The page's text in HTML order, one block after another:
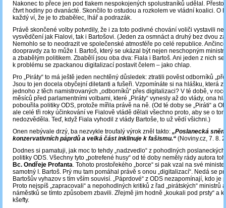
Nakonec to přece jen pod tlakem nespokojených spolustraníků udělal. Přesto
čtvrt hodiny po dvanácté. Skončilo to ostudou a rozkolem ve vládní koalici. O
každý ví, že je to zbabělec, lhář a podrazák.
Právě skončené volby potvrdily, že i za toto podivné chování voliči vystavili
vysvědčení jak Fialovi, tak i Bartošovi. (Jeden za osmnáct a druhý bez dvou
Nemohlo se to neodrazit ve společenské atmosféře po celé republice.
doopravdy za to může I. Bartoš, který se ukázal být nejen neschopným
a zbabělým politikem. Zbabělí jsou oba dva: Fiala i Bartoš. Ani jeden z nich
k problému se zpackanou digitalizací postavit čelem – jako chlap.
Pro „Piráty“ to má ještě jeden nechtěný důsledek: ztratili pověst odborníků
Jsou to jen docela obyčejní diletanti a fušeři. Vzpomínáte si na hlášku, která
jednoho z těch namistrovaných „odborníků“ přes digitalizaci? V té době, v
měsíců před parlamentními volbami, které „Piráty“ vynesly až do vlády, ona
pobouřila politiky ODS, protože mířila právě na ně. (Od té doby se „Piráti“ a
ale celé tři roky účinkování ve Fialově vládě dělali všechno proto, aby se o
nedozvěděla. Teď, když Fiala vyhodil z vlády Bartoše, to už vědí všichni.)
Onen nebývale drzý, ba nezvykle troufalý výrok zněl takto: „Poslanecká
konzervativních páprdů a velká část inklinuje k fašismu.“ (Noviny.cz, 7. 8.
Dodnes si pamatuji, jak moc to tehdy „nadzvedlo“ z pohodlných
politiky ODS. Všechny tyto „potrefené husy“ od té doby neměly rády autora
Bc. Ondřeje Profanta. Tohoto prostořekého „borce“ si pak vzal na své
samotný I. Bartoš. Prý mu tam pomáhal právě s onou „digitalizací“. Nedá se
Bartošův vyhazov s tím vším souvisí. „Páprdové“ z ODS nezapomínají, kdo je
Proto nejspíš „zapracovali“ a nepohodlných kritiků z řad „pirátských“ ministrů
náměstků se tímto způsobem zbavili. Zřejmě jim hodně „koukali pod prsty“ a
kšefty.